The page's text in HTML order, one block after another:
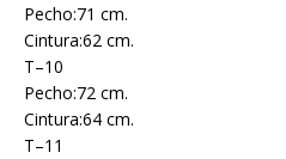
Pecho:71 cm.
Cintura:62 cm.
T–10
Pecho:72 cm.
Cintura:64 cm.
T–11